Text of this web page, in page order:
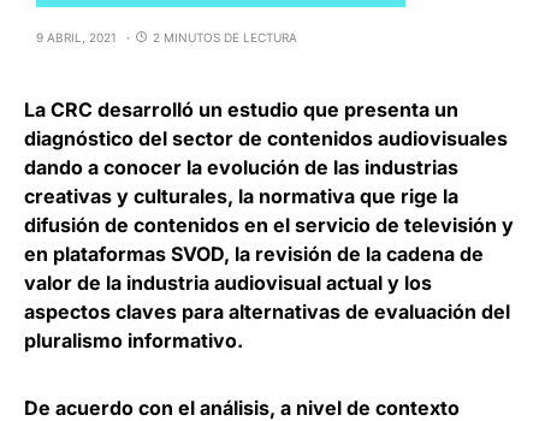
9 ABRIL, 2021 2 MINUTOS DE LECTURA
La CRC desarrolló un estudio que presenta un
diagnóstico del sector de contenidos audiovisuales
dando a conocer la evolución de las industrias
creativas y culturales, la normativa que rige la
difusión de contenidos en el servicio de televisión y
en plataformas SVOD, la revisión de la cadena de
valor de la industria audiovisual actual y los
aspectos claves para alternativas de evaluación del
pluralismo informativo.
De acuerdo con el análisis, a nivel de contexto